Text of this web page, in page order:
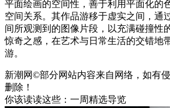
平面绘画的空间性，善于利用平面化的
空间关系。其作品游移于虚实之间，通
间所观测到的图像片段，以充满碰撞性
惊奇之感，在艺术与日常生活的交错地
游。
新潮网©部分网站内容来自网络，如有
删除！
你该读读这些：一周精选导览